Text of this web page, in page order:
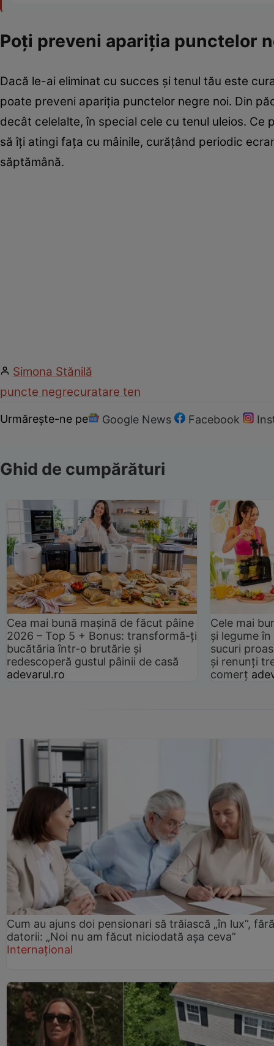
Poţi preveni apariţia punctelor
Dacă le-ai eliminat cu succes şi tenul tău este
poate preveni apariţia punctelor negre noi. Din
decât celelalte, în special cele cu tenul uleios.
să îţi atingi faţa cu mâinile, curăţând periodic
săptămână.
Simona Stănilă
puncte negrecuratare ten
Urmărește-ne pe Google News Facebook
Ghid de cumpărături
Cea mai bună mașină de făcut pâine
2026 – Top 5 + Bonus: transformă-ți
bucătăria într-o brutărie și
redescoperă gustul pâinii de casă
adevarul.ro
Cele mai
și legume
sucuri
și renunți
comerț
Cum au ajuns doi pensionari să trăiască „în lux”, fără
datorii: „Noi nu am făcut niciodată așa ceva”
Internațional